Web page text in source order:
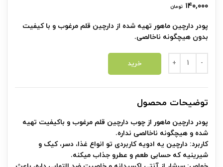
۱۴۰,۰۰۰ تومان
پودر دارچین ماهور تهیه شده از دارچین قلم مرغوب و با کیفیت
بدون هیچگونه ناخالصی.
پودر دارچین (100 گرم) عدد
خرید
توضیحات محصول
پودر دارچین ماهور از چوب دارچین قلم مرغوب و باکیفیت تهیه
شده و هیچگونه ناخالصی نداره.
کاربرد: دارچین یه ادویه کاربردی تو انواع غذا، دسر، کیک و
شیرینیه که حسابی طعم و عطرو جذاب میکنه.